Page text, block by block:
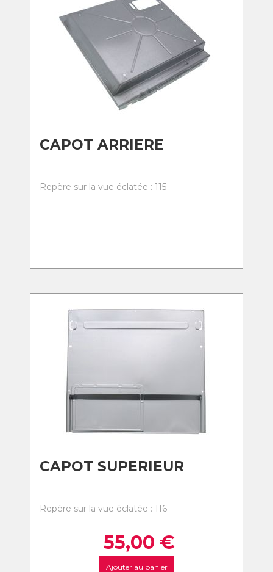
CAPOT ARRIERE
Repère sur la vue éclatée : 115
CAPOT SUPERIEUR
Repère sur la vue éclatée : 116
55,00 €
Ajouter au panier